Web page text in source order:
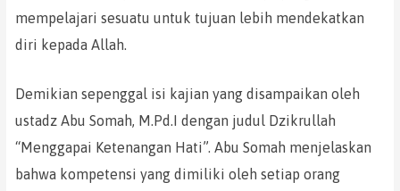
mempelajari sesuatu untuk tujuan lebih mendekatkan
diri kepada Allah.
Demikian sepenggal isi kajian yang disampaikan oleh
ustadz Abu Somah, M.Pd.I dengan judul Dzikrullah
“Menggapai Ketenangan Hati”. Abu Somah menjelaskan
bahwa kompetensi yang dimiliki oleh setiap orang